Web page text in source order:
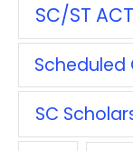
SC/ST ACT
Scheduled
SC